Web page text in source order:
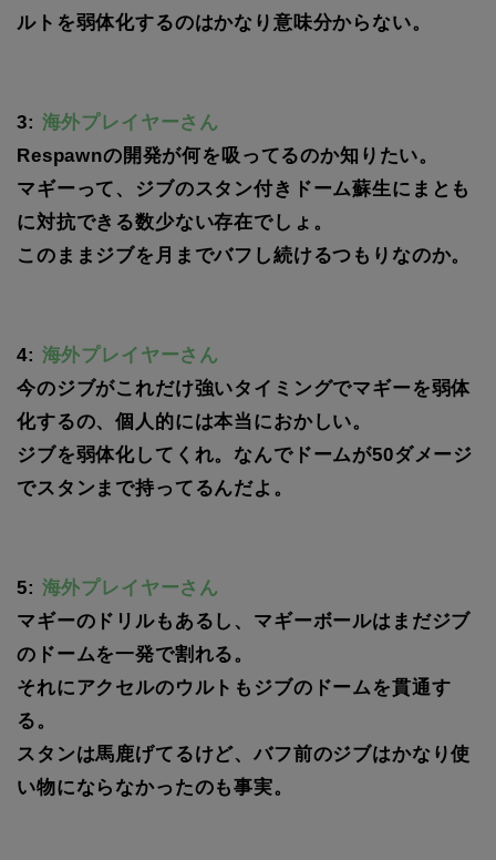
ルトを弱体化するのはかなり意味分からない。
3: 海外プレイヤーさん
Respawnの開発が何を吸ってるのか知りたい。
マギーって、ジブのスタン付きドーム蘇生にまとも
に対抗できる数少ない存在でしょ。
このままジブを月までバフし続けるつもりなのか。
4: 海外プレイヤーさん
今のジブがこれだけ強いタイミングでマギーを弱体
化するの、個人的には本当におかしい。
ジブを弱体化してくれ。なんでドームが50ダメージ
でスタンまで持ってるんだよ。
5: 海外プレイヤーさん
マギーのドリルもあるし、マギーボールはまだジブ
のドームを一発で割れる。
それにアクセルのウルトもジブのドームを貫通す
る。
スタンは馬鹿げてるけど、バフ前のジブはかなり使
い物にならなかったのも事実。